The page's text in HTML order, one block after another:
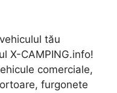
tău
X-CAMPING.info!
comerciale,
furgonete